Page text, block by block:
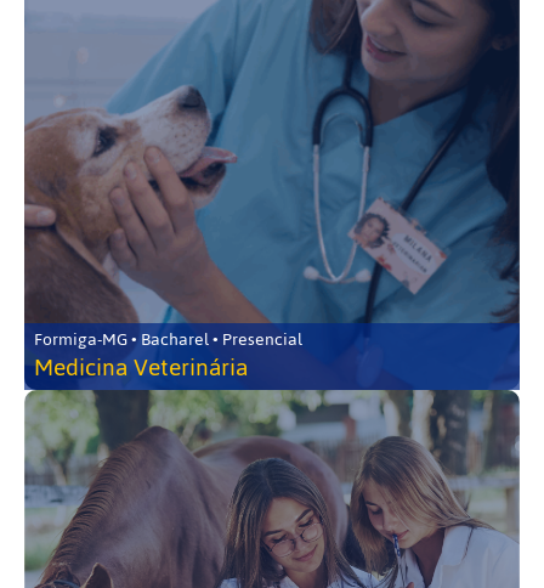
Formiga-MG • Bacharel • Presencial
Medicina Veterinária